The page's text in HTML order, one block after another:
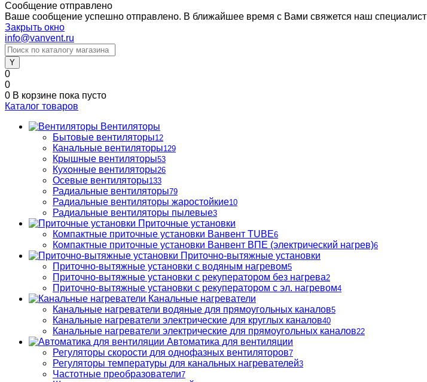
Сообщение отправлено
Ваше сообщение успешно отправлено. В ближайшее время с Вами свяжется наш специалист
Закрыть окно
info@vanvent.ru
0
0
0 В корзине пока пусто
Каталог товаров
Вентиляторы
Бытовые вентиляторы12
Канальные вентиляторы129
Крышные вентиляторы53
Кухонные вентиляторы26
Осевые вентиляторы133
Радиальные вентиляторы79
Радиальные вентиляторы жаростойкие10
Радиальные вентиляторы пылевые3
Приточные установки
Компактные приточные установки Ванвент TUBE6
Компактные приточные установки Ванвент ВПЕ (электрический нагрев)6
Приточно-вытяжные установки
Приточно-вытяжные установки с водяным нагревом5
Приточно-вытяжные установки с рекуператором без нагрева2
Приточно-вытяжные установки с рекуператором с эл. нагревом4
Канальные нагреватели
Канальные нагреватели водяные для прямоугольных каналов5
Канальные нагреватели электрические для круглых каналов40
Канальные нагреватели электрические для прямоугольных каналов22
Автоматика для вентиляции
Регуляторы скорости для однофазных вентиляторов7
Регуляторы температуры для канальных нагревателей3
Частотные преобразователи7